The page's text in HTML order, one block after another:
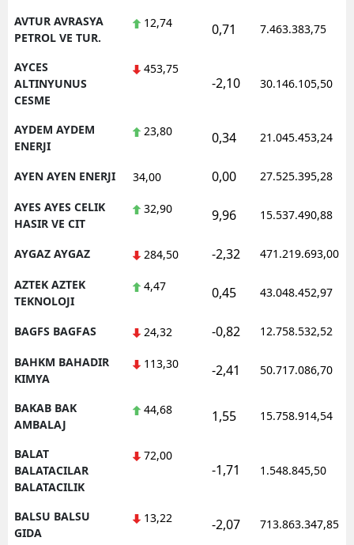
AVTUR AVRASYA
PETROL VE TUR.
12,74 0,71 7.463.383,75
AYCES
ALTINYUNUS
CESME
453,75
-2,10 30.146.105,50
AYDEM AYDEM
ENERJI
23,80 0,34 21.045.453,24
AYEN AYEN ENERJI 34,00 0,00 27.525.395,28
AYES AYES CELIK
HASIR VE CIT
32,90 9,96 15.537.490,88
AYGAZ AYGAZ 284,50 -2,32 471.219.693,00
AZTEK AZTEK
TEKNOLOJI
4,47 0,45 43.048.452,97
BAGFS BAGFAS 24,32 -0,82 12.758.532,52
BAHKM BAHADIR
KIMYA
113,30 -2,41 50.717.086,70
BAKAB BAK
AMBALAJ
44,68 1,55 15.758.914,54
BALAT
BALATACILAR
BALATACILIK
72,00
-1,71 1.548.845,50
BALSU BALSU
GIDA
13,22 -2,07 713.863.347,85